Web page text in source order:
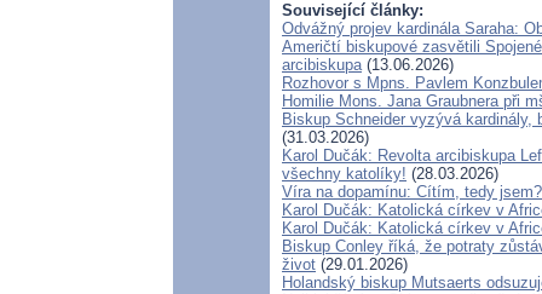
Související články:
Odvážný projev kardinála Saraha:
Američtí biskupové zasvětili
arcibiskupa(13.06.2026)
Rozhovor s Mpns. Pavlem
Homilie Mons. Jana Graubnera při
Biskup Schneider vyzývá
(31.03.2026)
Karol Dučák: Revolta arcibiskupa
všechny katolíky! (28.03.2026)
Víra na dopamínu: Cítím, tedy jsem?
Karol Dučák: Katolická církev v
Karol Dučák: Katolická církev v
Biskup Conley říká, že potraty
život (29.01.2026)
Holandský biskup Mutsaerts